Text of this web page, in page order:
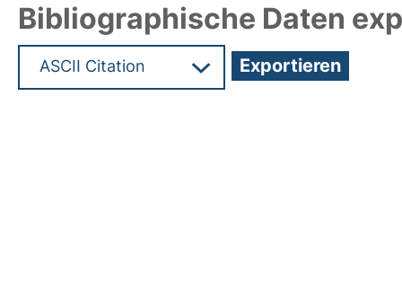
Bibliographische Daten